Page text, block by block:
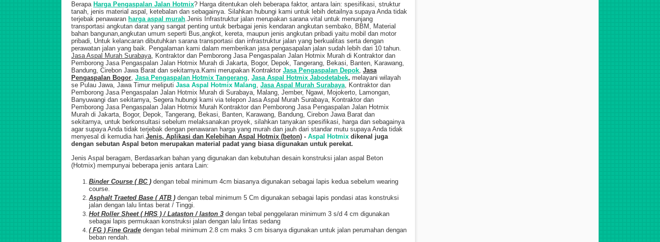
Berapa Harga Pengaspalan Jalan Hotmix? Harga ditentukan oleh beberapa faktor, antara lain: spesifikasi, struktur
tanah, jenis material aspal, ketebalan dan sebagainya. Silahkan hubungi kami untuk lebih detailnya supaya Anda tidak
terjebak penawaran harga aspal murah.Jenis Infrastruktur jalan merupakan sarana vital untuk menunjang
transportasi angkutan darat yang sangat penting untuk berbagai jenis kendaran angkutan sembako, BBM, Material
bahan bangunan,angkutan umum seperti Bus,angkot, kereta, maupun jenis angkutan pribadi yaitu mobil dan motor
pribadi, Untuk kelancaran dibutuhkan sarana transportasi dan infrastruktur jalan yang berkualitas serta dengan
perawatan jalan yang baik. Pengalaman kami dalam memberikan jasa pengasapalan jalan sudah lebih dari 10 tahun.
Jasa Aspal Murah Surabaya, Kontraktor dan Pemborong Jasa Pengaspalan Jalan Hotmix Murah di Kontraktor dan
Pemborong Jasa Pengaspalan Jalan Hotmix Murah di Jakarta, Bogor, Depok, Tangerang, Bekasi, Banten, Karawang,
Bandung, Cirebon Jawa Barat dan sekitarnya.Kami merupakan Kontraktor Jasa Pengaspalan Depok, Jasa
Pengaspalan Bogor, Jasa Pengaspalan Hotmix Tangerang, Jasa Aspal Hotmix Jabodetabek, melayani wilayah
se Pulau Jawa, Jawa Timur meliputi Jasa Aspal Hotmix Malang, Jasa Aspal Murah Surabaya, Kontraktor dan
Pemborong Jasa Pengaspalan Jalan Hotmix Murah di Surabaya, Malang, Jember, Ngawi, Mojokerto, Lamongan,
Banyuwangi dan sekitarnya, Segera hubungi kami via telepon Jasa Aspal Murah Surabaya, Kontraktor dan
Pemborong Jasa Pengaspalan Jalan Hotmix Murah Kontraktor dan Pemborong Jasa Pengaspalan Jalan Hotmix
Murah di Jakarta, Bogor, Depok, Tangerang, Bekasi, Banten, Karawang, Bandung, Cirebon Jawa Barat dan
sekitarnya, untuk berkonsultasi sebelum melaksanakan proyek, silahkan tanyakan spesifikasi, harga dan sebagainya
agar supaya Anda tidak terjebak dengan penawaran harga yang murah dan jauh dari standar mutu supaya Anda tidak
menyesal di kemudia hari.Jenis, Aplikasi dan Kelebihan Aspal Hotmix (beton) - Aspal Hotmix dikenal juga
dengan sebutan Aspal beton merupakan material padat yang biasa digunakan untuk perekat.
Jenis Aspal beragam, Berdasarkan bahan yang digunakan dan kebutuhan desain konstruksi jalan aspal Beton
(Hotmix) mempunyai beberapa jenis antara Lain:
Binder Course ( BC ) dengan tebal minimum 4cm biasanya digunakan sebagai lapis kedua sebelum wearing
course.
Asphalt Traeted Base ( ATB ) dengan tebal minimum 5 Cm digunakan sebagai lapis pondasi atas konstruksi
jalan dengan lalu lintas berat / Tinggi.
Hot Roller Sheet ( HRS ) / Lataston / laston 3 dengan tebal penggelaran minimum 3 s/d 4 cm digunakan
sebagai lapis permukaan konstruksi jalan dengan lalu lintas sedang
( FG ) Fine Grade dengan tebal minimum 2.8 cm maks 3 cm bisanya digunakan untuk jalan perumahan dengan
beban rendah.